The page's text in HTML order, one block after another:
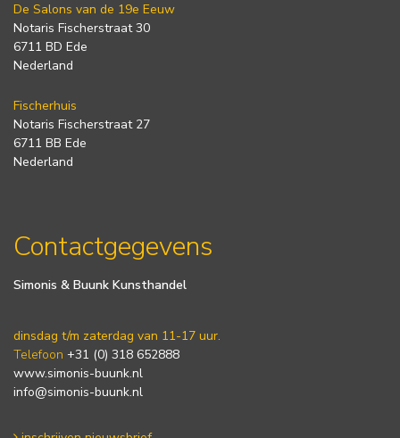
De Salons van de 19e Eeuw
Notaris Fischerstraat 30
6711 BD Ede
Nederland
Fischerhuis
Notaris Fischerstraat 27
6711 BB Ede
Nederland
Contactgegevens
Simonis & Buunk Kunsthandel
dinsdag t/m zaterdag van 11-17 uur.
Telefoon +31 (0) 318 652888
www.simonis-buunk.nl
info@simonis-buunk.nl